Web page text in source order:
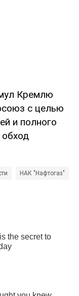
Кремлю
с целью
и полного
обход
НАК "Нафтогаз"